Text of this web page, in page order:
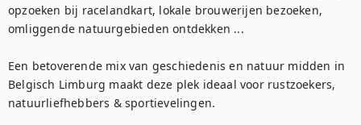
opzoeken bij racelandkart, lokale brouwerijen bezoeken,
omliggende natuurgebieden ontdekken ...
Een betoverende mix van geschiedenis en natuur midden in
Belgisch Limburg maakt deze plek ideaal voor rustzoekers,
natuurliefhebbers & sportievelingen.